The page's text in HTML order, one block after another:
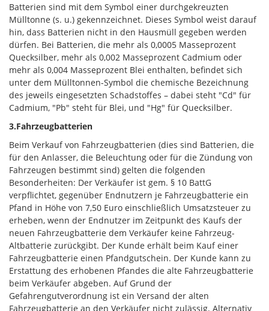
Batterien sind mit dem Symbol einer durchgekreuzten
Mülltonne (s. u.) gekennzeichnet. Dieses Symbol weist darauf
hin, dass Batterien nicht in den Hausmüll gegeben werden
dürfen. Bei Batterien, die mehr als 0,0005 Masseprozent
Quecksilber, mehr als 0,002 Masseprozent Cadmium oder
mehr als 0,004 Masseprozent Blei enthalten, befindet sich
unter dem Mülltonnen-Symbol die chemische Bezeichnung
des jeweils eingesetzten Schadstoffes – dabei steht "Cd" für
Cadmium, "Pb" steht für Blei, und "Hg" für Quecksilber.
3.Fahrzeugbatterien
Beim Verkauf von Fahrzeugbatterien (dies sind Batterien, die
für den Anlasser, die Beleuchtung oder für die Zündung von
Fahrzeugen bestimmt sind) gelten die folgenden
Besonderheiten: Der Verkäufer ist gem. § 10 BattG
verpflichtet, gegenüber Endnutzern je Fahrzeugbatterie ein
Pfand in Höhe von 7,50 Euro einschließlich Umsatzsteuer zu
erheben, wenn der Endnutzer im Zeitpunkt des Kaufs der
neuen Fahrzeugbatterie dem Verkäufer keine Fahrzeug-
Altbatterie zurückgibt. Der Kunde erhält beim Kauf einer
Fahrzeugbatterie einen Pfandgutschein. Der Kunde kann zu
Erstattung des erhobenen Pfandes die alte Fahrzeugbatterie
beim Verkäufer abgeben. Auf Grund der
Gefahrengutverordnung ist ein Versand der alten
Fahrzeugbatterie an den Verkäufer nicht zulässig. Alternativ